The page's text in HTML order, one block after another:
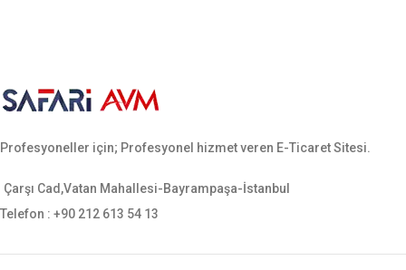
Profesyoneller için; Profesyonel hizmet veren E-Ticaret Sitesi.
Çarşı Cad,Vatan Mahallesi-Bayrampaşa-İstanbul
Telefon : +90 212 613 54 13